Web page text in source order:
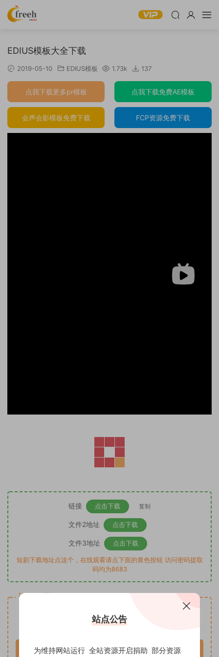
EDIUS模板大全下载
2019-05-10 EDIUS模板 1.73k 137
点我下载更多pr模板 点我下载免费AE模板
会声会影模板免费下载 FCP资源免费下载
链接 点击下载 复制
文件2地址 点击下载
文件3地址 点击下载
短剧下载地址点这个，在线观看请点下面的黄色按钮 访问密码提取
码均为8683
资源下载
下载价格 10模板币
请先登录
站点公告
为维持网站运行 全站资源开启捐助 部分资源